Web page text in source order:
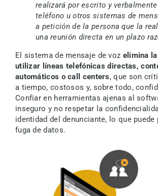
realizará por escrito y
teléfono u otros sistemas de
a petición de la persona que la
una reunión directa en un plazo
El sistema de mensaje de voz elimina
utilizar líneas telefónicas directas,
automáticos o call centers, que son
a tiempo, costosos y, sobre todo,
Confiar en herramientas ajenas al
inseguro y no respetar la
identidad del denunciante, lo que puede
fuga de datos.